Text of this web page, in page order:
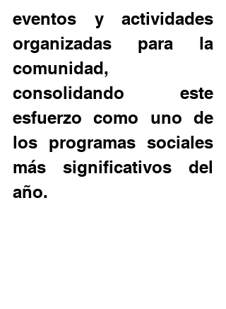
eventos y actividades
organizadas para la
comunidad,
consolidando este
esfuerzo como uno de
los programas sociales
más significativos del
año.